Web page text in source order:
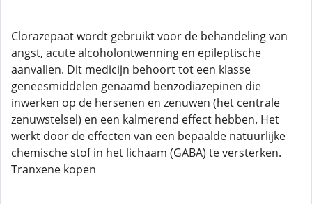
Clorazepaat wordt gebruikt voor de behandeling van
angst, acute alcoholontwenning en epileptische
aanvallen. Dit medicijn behoort tot een klasse
geneesmiddelen genaamd benzodiazepinen die
inwerken op de hersenen en zenuwen (het centrale
zenuwstelsel) en een kalmerend effect hebben. Het
werkt door de effecten van een bepaalde natuurlijke
chemische stof in het lichaam (GABA) te versterken.
Tranxene kopen